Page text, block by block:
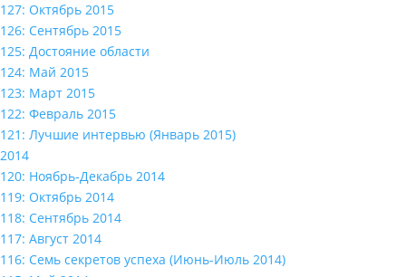
127: Октябрь 2015
126: Сентябрь 2015
125: Достояние области
124: Май 2015
123: Март 2015
122: Февраль 2015
121: Лучшие интервью (Январь 2015)
2014
120: Ноябрь-Декабрь 2014
119: Октябрь 2014
118: Сентябрь 2014
117: Август 2014
116: Семь секретов успеха (Июнь-Июль 2014)